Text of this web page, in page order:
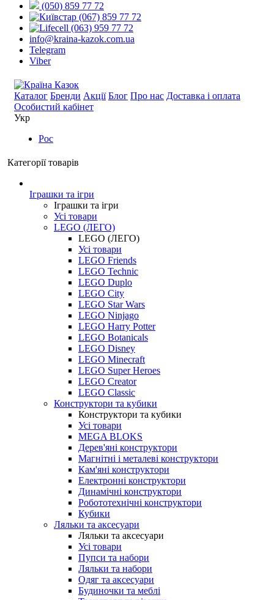
(050) 859 77 72
(067) 859 77 72
(063) 959 77 72
info@kraina-kazok.com.ua
Telegram
Viber
Каталог Бренди Акції Блог Про нас Доставка і оплата
Особистий кабінет
Укр
Рос
Категорії товарів
Іграшки та ігри
Іграшки та ігри
Усі товари
LEGO (ЛЕГО)
LEGO (ЛЕГО)
Усі товари
LEGO Friends
LEGO Technic
LEGO Duplo
LEGO City
LEGO Star Wars
LEGO Ninjago
LEGO Harry Potter
LEGO Botanicals
LEGO Disney
LEGO Minecraft
LEGO Super Heroes
LEGO Creator
LEGO Classic
Конструктори та кубики
Конструктори та кубики
Усі товари
MEGA BLOKS
Дерев'яні конструктори
Магнітні і металеві конструктори
Кам'яні конструктори
Електронні конструктори
Динамічні конструктори
Робототехнічні конструктори
Кубики
Ляльки та аксесуари
Ляльки та аксесуари
Усі товари
Пупси та набори
Ляльки та набори
Одяг та аксесуари
Будиночки та меблі